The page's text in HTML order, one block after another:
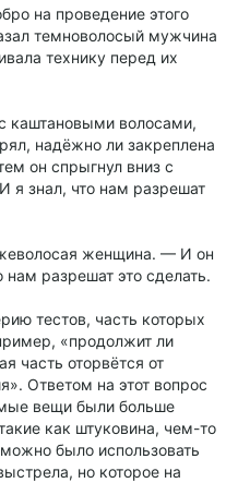
на проведение этого
темноволосый мужчина
технику перед их
волосами,
надёжно ли закреплена
он спрыгнул вниз с
я знал, что нам разрешат
женщина. — И он
нам разрешат это сделать.
тестов, часть которых
«продолжит ли
часть оторвётся от
Ответом на этот вопрос
вещи были больше
как штуковина, чем-то
было использовать
но которое на